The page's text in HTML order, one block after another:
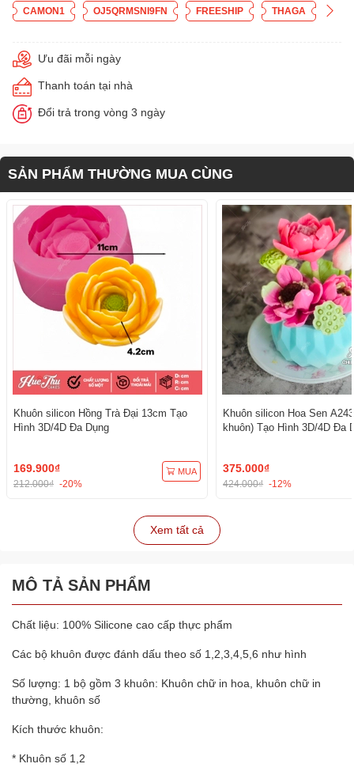
CAMON1 OJ5QRMSNI9FN FREESHIP THAGA
Ưu đãi mỗi ngày
Thanh toán tại nhà
Đổi trả trong vòng 3 ngày
SẢN PHẨM THƯỜNG MUA CÙNG
Khuôn silicon Hồng Trà Đại 13cm Tạo
Hình 3D/4D Đa Dụng
169.900₫
212.000₫ -20%
MUA
Khuôn silicon Hoa Sen
khuôn) Tạo Hình 3D/4D Đa
375.000₫
424.000₫ -12%
Xem tất cả
MÔ TẢ SẢN PHẨM
Chất liệu: 100% Silicone cao cấp thực phẩm
Các bộ khuôn được đánh dấu theo số 1,2,3,4,5,6 như hình
Số lượng: 1 bộ gồm 3 khuôn: Khuôn chữ in hoa, khuôn chữ in
thường, khuôn số
Kích thước khuôn:
* Khuôn số 1,2